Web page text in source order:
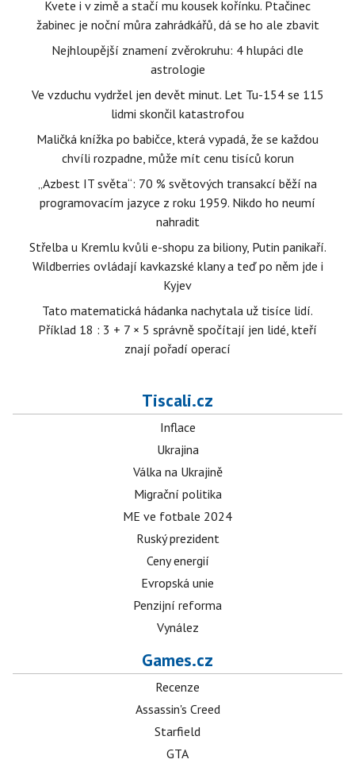
Kvete i v zimě a stačí mu kousek kořínku. Ptačinec
žabinec je noční můra zahrádkářů, dá se ho ale zbavit
Nejhloupější znamení zvěrokruhu: 4 hlupáci dle
astrologie
Ve vzduchu vydržel jen devět minut. Let Tu-154 se 115
lidmi skončil katastrofou
Maličká knížka po babičce, která vypadá, že se každou
chvíli rozpadne, může mít cenu tisíců korun
„Azbest IT světa“: 70 % světových transakcí běží na
programovacím jazyce z roku 1959. Nikdo ho neumí
nahradit
Střelba u Kremlu kvůli e-shopu za biliony, Putin panikaří.
Wildberries ovládají kavkazské klany a teď po něm jde i
Kyjev
Tato matematická hádanka nachytala už tisíce lidí.
Příklad 18 : 3 + 7 × 5 správně spočítají jen lidé, kteří
znají pořadí operací
Tiscali.cz
Inflace
Ukrajina
Válka na Ukrajině
Migrační politika
ME ve fotbale 2024
Ruský prezident
Ceny energií
Evropská unie
Penzijní reforma
Vynález
Games.cz
Recenze
Assassin's Creed
Starfield
GTA